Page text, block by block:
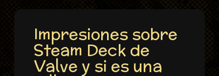
Impresiones sobre
Steam Deck de
Valve y si es una